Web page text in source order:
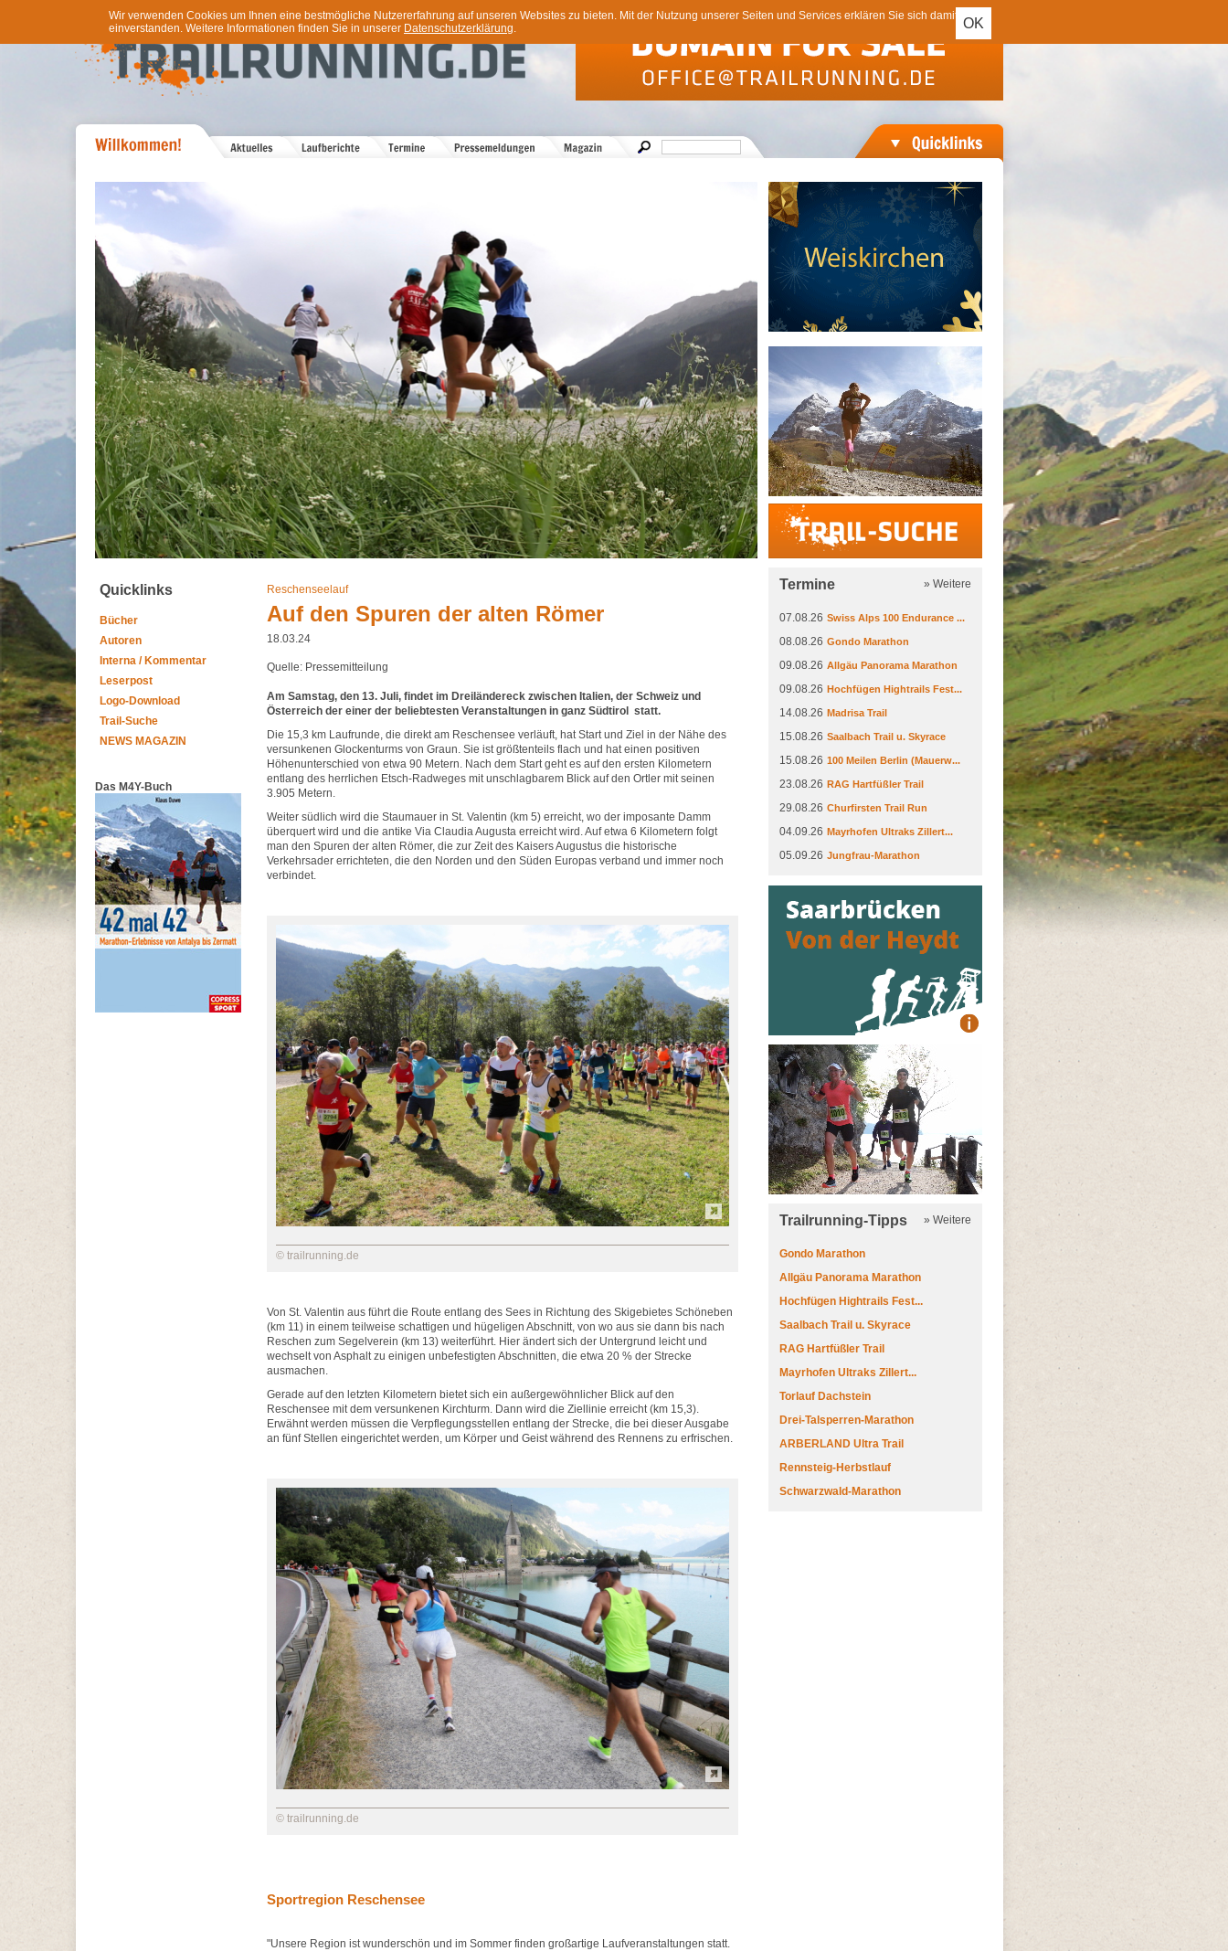
OK
Wir verwenden Cookies um Ihnen eine bestmögliche Nutzererfahrung auf unseren Websites zu bieten. Mit der Nutzung unserer Seiten und Services erklären Sie sich damit
einverstanden. Weitere Informationen finden Sie in unserer Datenschutzerklärung.
Trail-Suche
Quicklinks
Bücher
Autoren
Interna / Kommentar
Leserpost
Logo-Download
Trail-Suche
NEWS MAGAZIN
Das M4Y-Buch
Reschenseelauf
Auf den Spuren der alten Römer
18.03.24
Quelle: Pressemitteilung
Am Samstag, den 13. Juli, findet im Dreiländereck zwischen Italien, der Schweiz und
Österreich der einer der beliebtesten Veranstaltungen in ganz Südtirol statt.
Die 15,3 km Laufrunde, die direkt am Reschensee verläuft, hat Start und Ziel in der Nähe des
versunkenen Glockenturms von Graun. Sie ist größtenteils flach und hat einen positiven
Höhenunterschied von etwa 90 Metern. Nach dem Start geht es auf den ersten Kilometern
entlang des herrlichen Etsch-Radweges mit unschlagbarem Blick auf den Ortler mit seinen
3.905 Metern.
Weiter südlich wird die Staumauer in St. Valentin (km 5) erreicht, wo der imposante Damm
überquert wird und die antike Via Claudia Augusta erreicht wird. Auf etwa 6 Kilometern folgt
man den Spuren der alten Römer, die zur Zeit des Kaisers Augustus die historische
Verkehrsader errichteten, die den Norden und den Süden Europas verband und immer noch
verbindet.
© trailrunning.de
Von St. Valentin aus führt die Route entlang des Sees in Richtung des Skigebietes Schöneben
(km 11) in einem teilweise schattigen und hügeligen Abschnitt, von wo aus sie dann bis nach
Reschen zum Segelverein (km 13) weiterführt. Hier ändert sich der Untergrund leicht und
wechselt von Asphalt zu einigen unbefestigten Abschnitten, die etwa 20 % der Strecke
ausmachen.
Gerade auf den letzten Kilometern bietet sich ein außergewöhnlicher Blick auf den
Reschensee mit dem versunkenen Kirchturm. Dann wird die Ziellinie erreicht (km 15,3).
Erwähnt werden müssen die Verpflegungsstellen entlang der Strecke, die bei dieser Ausgabe
an fünf Stellen eingerichtet werden, um Körper und Geist während des Rennens zu erfrischen.
© trailrunning.de
Sportregion Reschensee
"Unsere Region ist wunderschön und im Sommer finden großartige Laufveranstaltungen statt.
Termine » Weitere
07.08.26 Swiss Alps 100 Endurance ...
08.08.26 Gondo Marathon
09.08.26 Allgäu Panorama Marathon
09.08.26 Hochfügen Hightrails Fest...
14.08.26 Madrisa Trail
15.08.26 Saalbach Trail u. Skyrace
15.08.26 100 Meilen Berlin (Mauerw...
23.08.26 RAG Hartfüßler Trail
29.08.26 Churfirsten Trail Run
04.09.26 Mayrhofen Ultraks Zillert...
05.09.26 Jungfrau-Marathon
Trailrunning-Tipps » Weitere
Gondo Marathon
Allgäu Panorama Marathon
Hochfügen Hightrails Fest...
Saalbach Trail u. Skyrace
RAG Hartfüßler Trail
Mayrhofen Ultraks Zillert...
Torlauf Dachstein
Drei-Talsperren-Marathon
ARBERLAND Ultra Trail
Rennsteig-Herbstlauf
Schwarzwald-Marathon